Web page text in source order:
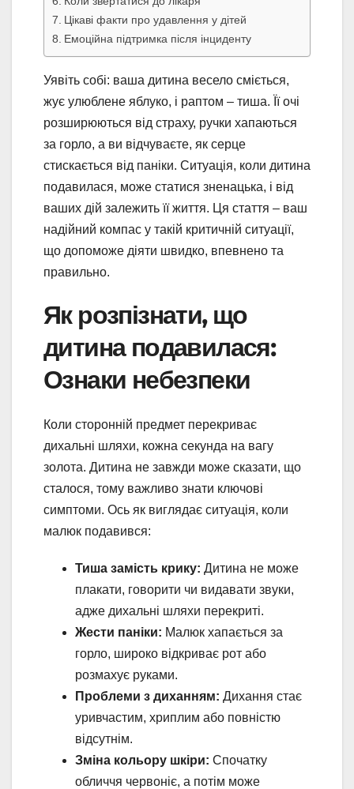
Цікаві факти про удавлення у дітей
Емоційна підтримка після інциденту
Уявіть собі: ваша дитина весело сміється,
жує улюблене яблуко, і раптом – тиша. Її очі
розширюються від страху, ручки хапаються
за горло, а ви відчуваєте, як серце
стискається від паніки. Ситуація, коли дитина
подавилася, може статися зненацька, і від
ваших дій залежить її життя. Ця стаття – ваш
надійний компас у такій критичній ситуації,
що допоможе діяти швидко, впевнено та
правильно.
Як розпізнати, що
дитина подавилася:
Ознаки небезпеки
Коли сторонній предмет перекриває
дихальні шляхи, кожна секунда на вагу
золота. Дитина не завжди може сказати, що
сталося, тому важливо знати ключові
симптоми. Ось як виглядає ситуація, коли
малюк подавився:
Тиша замість крику: Дитина не може
плакати, говорити чи видавати звуки,
адже дихальні шляхи перекриті.
Жести паніки: Малюк хапається за
горло, широко відкриває рот або
розмахує руками.
Проблеми з диханням: Дихання стає
уривчастим, хриплим або повністю
відсутнім.
Зміна кольору шкіри: Спочатку
обличчя червоніє, а потім може